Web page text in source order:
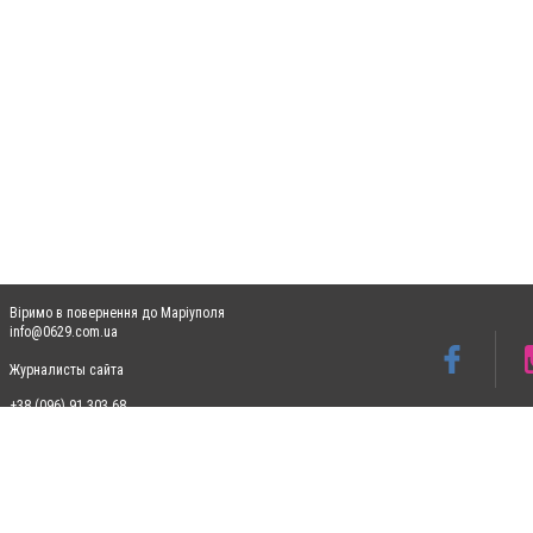
Віримо в повернення до Маріуполя
info@0629.com.ua
Журналисты сайта
+38 (096) 91 303 68